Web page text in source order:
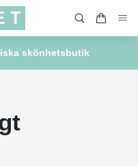
skönhetsbutik